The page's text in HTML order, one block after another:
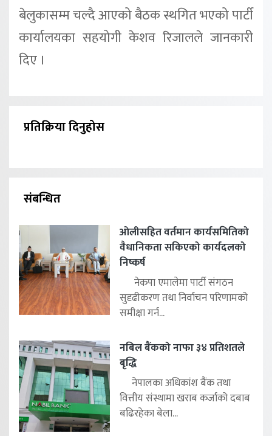
बेलुकासम्म चल्दै आएको बैठक स्थगित भएको पार्टी
कार्यालयका सहयोगी केशव रिजालले जानकारी
दिए ।
प्रतिक्रिया दिनुहोस
संबन्धित
ओलीसहित वर्तमान कार्यसमितिको
वैधानिकता सकिएको कार्यदलको
निष्कर्ष
नेकपा एमालेमा पार्टी संगठन
सुदृढीकरण तथा निर्वाचन परिणामको
समीक्षा गर्न...
नबिल बैंकको नाफा ३४ प्रतिशतले
बृद्धि
नेपालका अधिकांश बैंक तथा
वित्तीय संस्थामा खराब कर्जाको दबाब
बढिरहेका बेला...